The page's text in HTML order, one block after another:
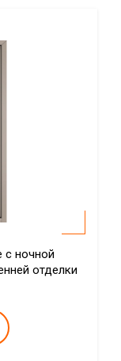
с ночной
отделки